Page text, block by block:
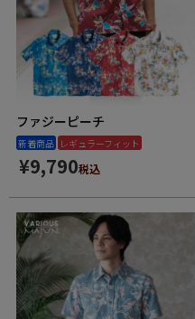
ファジーピーチ
新着商品 レギュラーフィット
¥9,790税込